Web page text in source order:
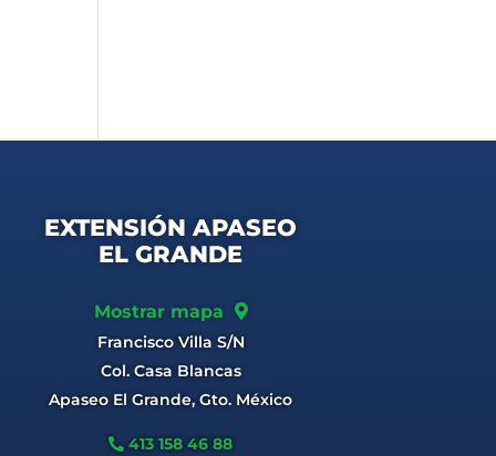
EXTENSIÓN APASEO
EL GRANDE
Mostrar mapa
Francisco Villa S/N
Col. Casa Blancas
Apaseo El Grande, Gto. México
413 158 46 88